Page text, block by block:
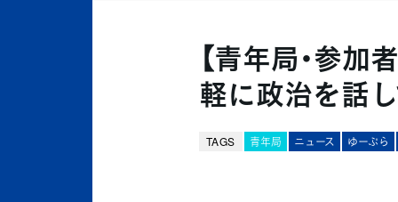
【青年局･参加
軽に政治を話
TAGS 青年局 ニュース ゆーぷら